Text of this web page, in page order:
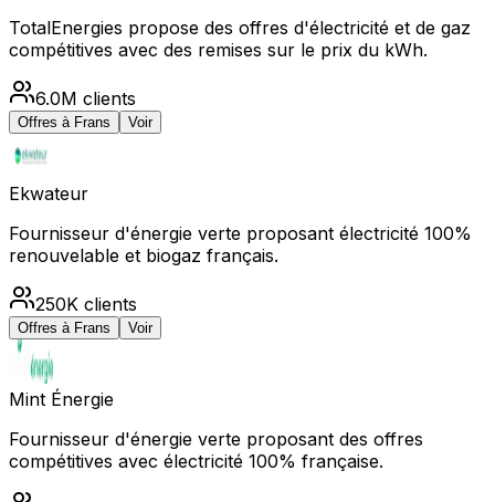
TotalEnergies propose des offres d'électricité et de gaz
compétitives avec des remises sur le prix du kWh.
6.0M clients
Offres à Frans Voir
Ekwateur
Fournisseur d'énergie verte proposant électricité 100%
renouvelable et biogaz français.
250K clients
Offres à Frans Voir
Mint Énergie
Fournisseur d'énergie verte proposant des offres
compétitives avec électricité 100% française.